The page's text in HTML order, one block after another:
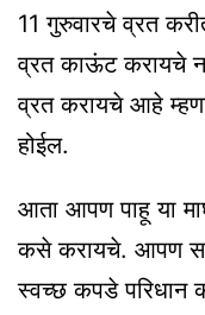
11 गुरुवारचे व्रत
व्रत काऊंट करायचे
व्रत करायचे आहे
होईल.
आता आपण पाहू या
कसे करायचे. आपण
स्वच्छ कपडे परिधान